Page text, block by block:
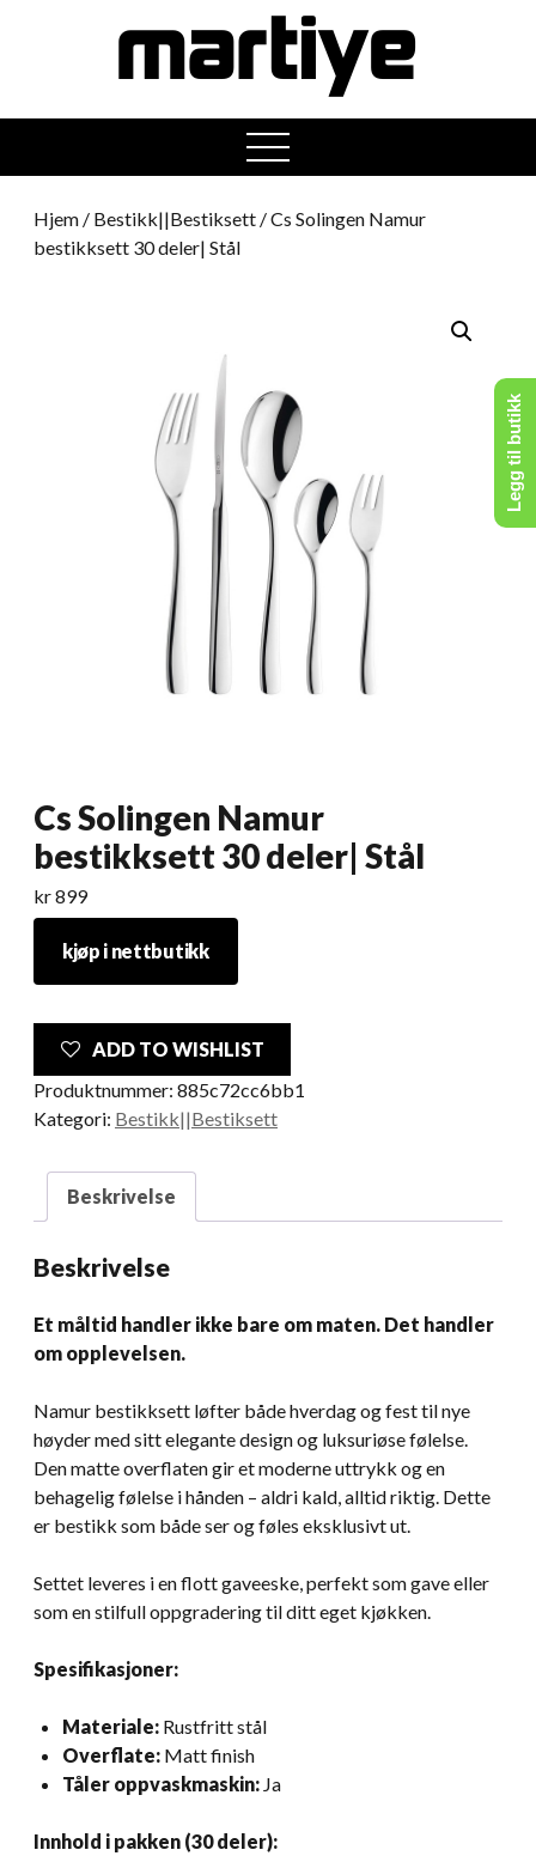
open
menu
Hjem / Bestikk||Bestiksett / Cs Solingen Namur
bestikksett 30 deler| Stål
Cs Solingen Namur
bestikksett 30 deler| Stål
kr899
kjøp i nettbutikk
ADD TO WISHLIST
Produktnummer: 885c72cc6bb1
Kategori: Bestikk||Bestiksett
Beskrivelse
Beskrivelse
Et måltid handler ikke bare om maten. Det handler
om opplevelsen.
Namur bestikksett løfter både hverdag og fest til nye
høyder med sitt elegante design og luksuriøse følelse.
Den matte overflaten gir et moderne uttrykk og en
behagelig følelse i hånden – aldri kald, alltid riktig. Dette
er bestikk som både ser og føles eksklusivt ut.
Settet leveres i en flott gaveeske, perfekt som gave eller
som en stilfull oppgradering til ditt eget kjøkken.
Spesifikasjoner:
Materiale: Rustfritt stål
Overflate: Matt finish
Tåler oppvaskmaskin: Ja
Innhold i pakken (30 deler):
Legg til butikk